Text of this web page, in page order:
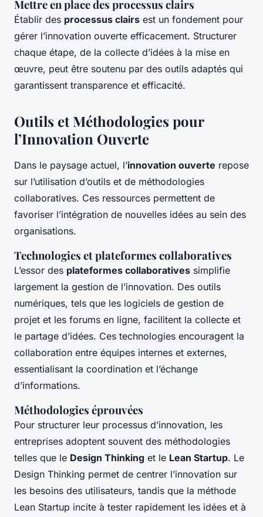
Mettre en place des processus clairs
Établir des processus clairs est un fondement pour
gérer l’innovation ouverte efficacement. Structurer
chaque étape, de la collecte d’idées à la mise en
œuvre, peut être soutenu par des outils adaptés qui
garantissent transparence et efficacité.
Outils et Méthodologies pour
l’Innovation Ouverte
Dans le paysage actuel, l’innovation ouverte repose
sur l’utilisation d’outils et de méthodologies
collaboratives. Ces ressources permettent de
favoriser l’intégration de nouvelles idées au sein des
organisations.
Technologies et plateformes collaboratives
L’essor des plateformes collaboratives simplifie
largement la gestion de l’innovation. Des outils
numériques, tels que les logiciels de gestion de
projet et les forums en ligne, facilitent la collecte et
le partage d’idées. Ces technologies encouragent la
collaboration entre équipes internes et externes,
essentialisant la coordination et l’échange
d’informations.
Méthodologies éprouvées
Pour structurer leur processus d’innovation, les
entreprises adoptent souvent des méthodologies
telles que le Design Thinking et le Lean Startup. Le
Design Thinking permet de centrer l’innovation sur
les besoins des utilisateurs, tandis que la méthode
Lean Startup incite à tester rapidement les idées et à